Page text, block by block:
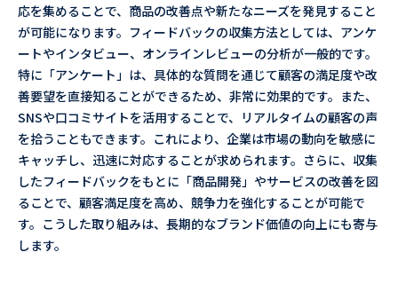
応を集めることで、商品の改善点や新たなニーズを発見すること
が可能になります。フィードバックの収集方法としては、アンケ
ートやインタビュー、オンラインレビューの分析が一般的です。
特に「アンケート」は、具体的な質問を通じて顧客の満足度や改
善要望を直接知ることができるため、非常に効果的です。また、
SNSや口コミサイトを活用することで、リアルタイムの顧客の声
を拾うこともできます。これにより、企業は市場の動向を敏感に
キャッチし、迅速に対応することが求められます。さらに、収集
したフィードバックをもとに「商品開発」やサービスの改善を図
ることで、顧客満足度を高め、競争力を強化することが可能で
す。こうした取り組みは、長期的なブランド価値の向上にも寄与
します。